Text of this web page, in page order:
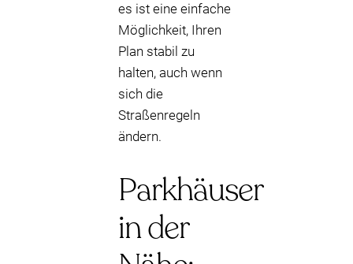
es ist eine einfache
Möglichkeit, Ihren
Plan stabil zu
halten, auch wenn
sich die
Straßenregeln
ändern.
Parkhäuser
in der